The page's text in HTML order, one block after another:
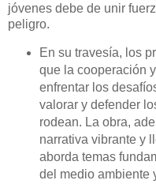
jóvenes debe de unir
peligro.
En su travesía, los
que la cooperación
enfrentar los
valorar y defender
rodean. La obra,
narrativa vibrante y
aborda temas
del medio ambiente